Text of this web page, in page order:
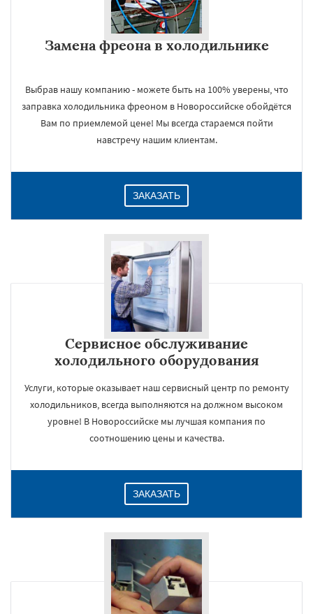
Замена фреона в холодильнике
Выбрав нашу компанию - можете быть на 100% уверены, что
заправка холодильника фреоном в Новороссийске обойдётся
Вам по приемлемой цене! Мы всегда стараемся пойти
навстречу нашим клиентам.
ЗАКАЗАТЬ
Сервисное обслуживание
холодильного оборудования
Услуги, которые оказывает наш сервисный центр по ремонту
холодильников, всегда выполняются на должном высоком
уровне! В Новороссийске мы лучшая компания по
соотношению цены и качества.
ЗАКАЗАТЬ